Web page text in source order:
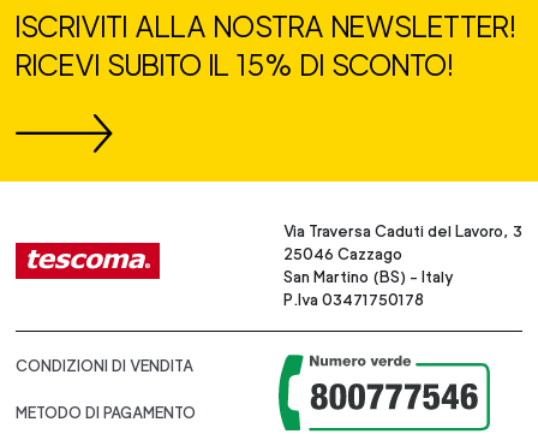
ISCRIVITI ALLA NOSTRA NEWSLETTER!
RICEVI SUBITO IL 15% DI SCONTO!
Via Traversa Caduti del Lavoro, 3
25046 Cazzago
San Martino (BS) - Italy
P.Iva 03471750178
CONDIZIONI DI VENDITA
METODO DI PAGAMENTO